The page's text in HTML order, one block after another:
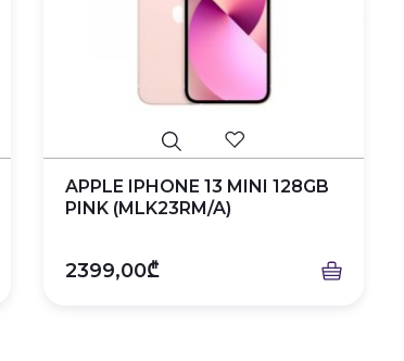
APPLE IPHONE 13 MINI 128GB
PINK (MLK23RM/A)
2399,00₾